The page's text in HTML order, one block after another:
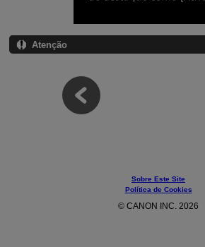
Atenção
Sobre Este Site
Política de Cookies
© CANON INC. 2026